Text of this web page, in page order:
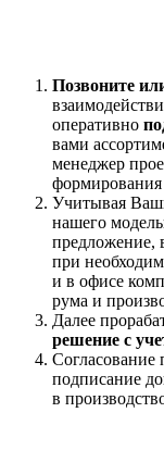
Позвоните
оперативно
вами
менеджер
формирования
Учитывая
нашего
предложение,
при
и в офисе
рума и
Далее
решение с
Согласование
подписание
в